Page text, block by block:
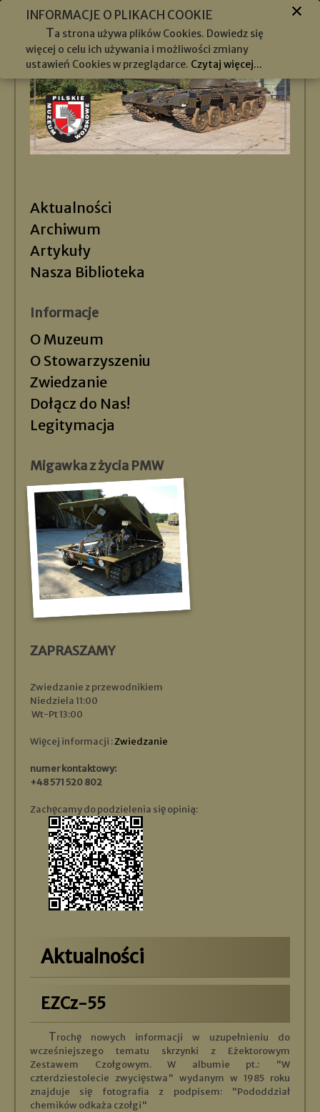
Aktualności
Archiwum
Artykuły
Nasza Biblioteka
Informacje
O Muzeum
O Stowarzyszeniu
Zwiedzanie
Dołącz do Nas!
Legitymacja
Migawka z życia PMW
INFORMACJE O PLIKACH COOKIE
Ta strona używa plików Cookies. Dowiedz się
więcej o celu ich używania i możliwości zmiany
ustawień Cookies w przeglądarce. Czytaj więcej...
ZAPRASZAMY
Zwiedzanie z przewodnikiem
Niedziela 11:00
Wt-Pt 13:00
Więcej informacji :Zwiedzanie
numer kontaktowy:
+48 571 520 802
Zachęcamy do podzielenia się opinią:
Aktualności
EZCz-55
Trochę nowych informacji w uzupełnieniu do
wcześniejszego tematu skrzynki z Eżektorowym
Zestawem Czołgowym. W albumie pt.: "W
czterdziestolecie zwycięstwa" wydanym w 1985 roku
znajduje się fotografia z podpisem: "Pododdział
chemików odkaża czołgi"